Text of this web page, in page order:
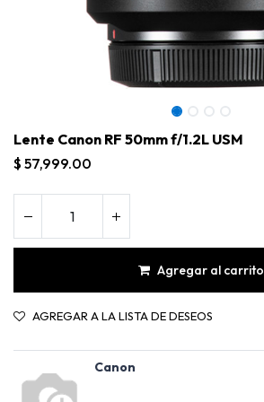
Lente Canon RF 50mm f/1.2L USM
$ 57,999.00
Agregar al carrito
AGREGAR A LA LISTA DE DESEOS
Canon